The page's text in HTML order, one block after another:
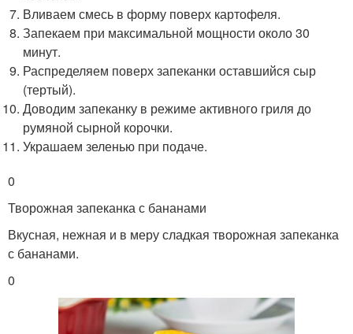
Вливаем смесь в форму поверх картофеля.
Запекаем при максимальной мощности около 30
минут.
Распределяем поверх запеканки оставшийся сыр
(тертый).
Доводим запеканку в режиме активного гриля до
румяной сырной корочки.
Украшаем зеленью при подаче.
0
Творожная запеканка с бананами
Вкусная, нежная и в меру сладкая творожная запеканка
с бананами.
0